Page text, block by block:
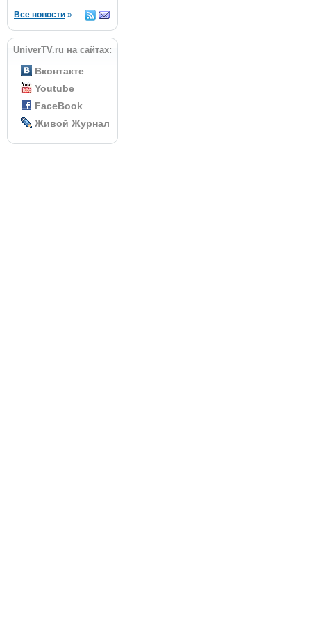
Все новости »
UniverTV.ru на сайтах:
Вконтакте
Youtube
FaceBook
Живой Журнал